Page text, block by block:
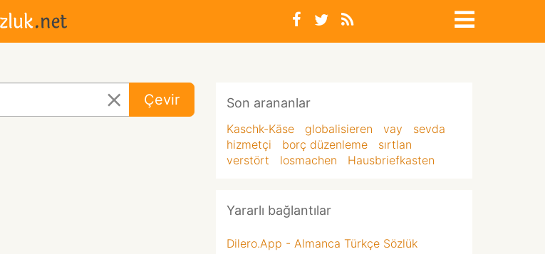
Çevir Son arananlar
Kaschk-Käse globalisieren vay
sevda
hizmetçi
borç düzenleme
sırtlan
verstört
losmachen Hausbriefkasten
Yararlı bağlantılar
Dilero.App - Almanca Türkçe Sözlük